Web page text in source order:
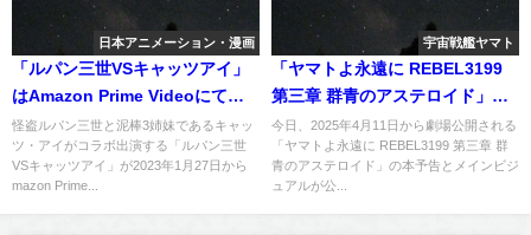
日本アニメーション・漫画
「ルパン三世VSキャッツアイ」
はAmazon Prime Videoにて配
信/今年も観たい映画は沢山
怪盗ルパン三世と泥棒3姉妹であるキャッ
ツ・アイがコラボ出演する「ルパン三世
VSキャッツアイ」が2023年1月27日から
mazon Prime...
宇宙戦艦ヤマト
「ヤマトよ永遠に REBEL3199
第三章 群青のアステロイド」本
予告とメインビジュアル公開
今日、2025年4月11日から劇場公開される
「ヤマトよ永遠に REBEL3199 第三章 群
青のアステロイド」の本予告とメインビジ
ュアルが公...